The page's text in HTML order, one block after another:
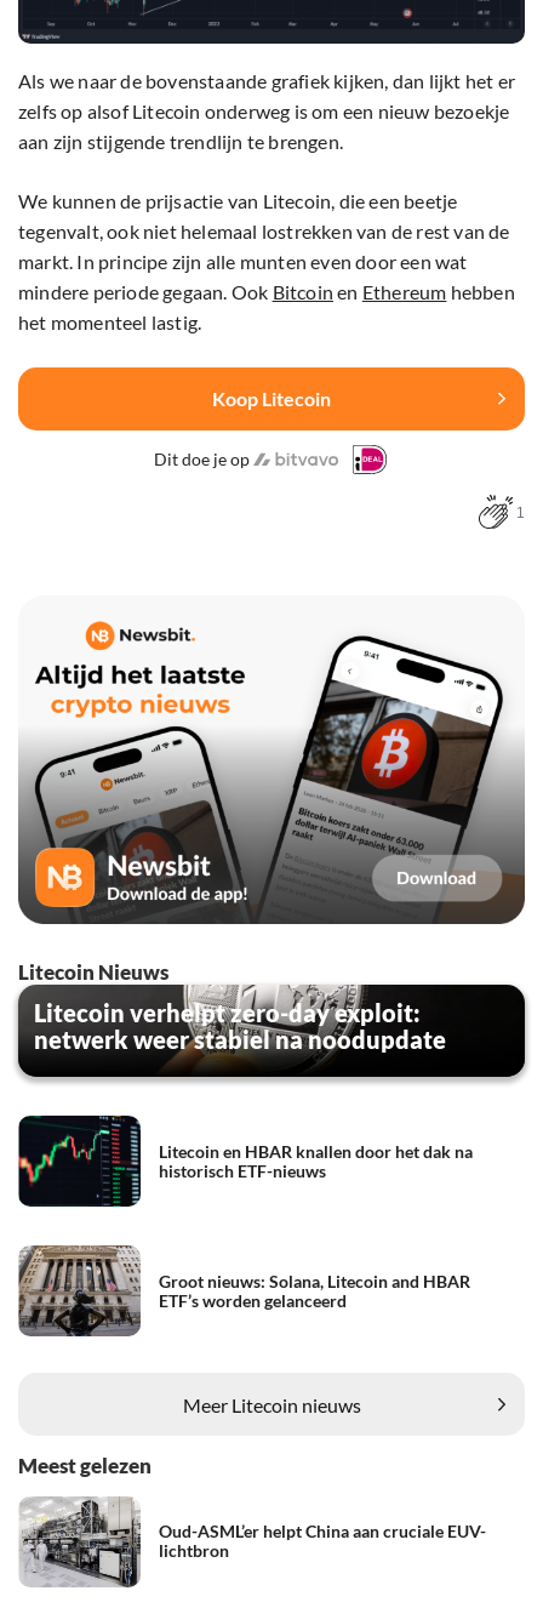
Als we naar de bovenstaande grafiek kijken, dan lijkt het er
zelfs op alsof Litecoin onderweg is om een nieuw bezoekje
aan zijn stijgende trendlijn te brengen.
We kunnen de prijsactie van Litecoin, die een beetje
tegenvalt, ook niet helemaal lostrekken van de rest van de
markt. In principe zijn alle munten even door een wat
mindere periode gegaan. Ook Bitcoin en Ethereum hebben
het momenteel lastig.
Koop Litecoin
Dit doe je op
1
Litecoin Nieuws
Litecoin verhelpt zero-day exploit:
netwerk weer stabiel na noodupdate
Litecoin en HBAR knallen door het dak na
historisch ETF-nieuws
Groot nieuws: Solana, Litecoin and HBAR
ETF’s worden gelanceerd
Meer Litecoin nieuws
Meest gelezen
Oud-ASML’er helpt China aan cruciale EUV-
lichtbron